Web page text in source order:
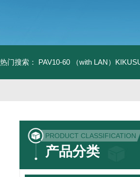
热门搜索： PAV10-60 （with LAN）
PRODUCT CLASSIFICATION
产品分类